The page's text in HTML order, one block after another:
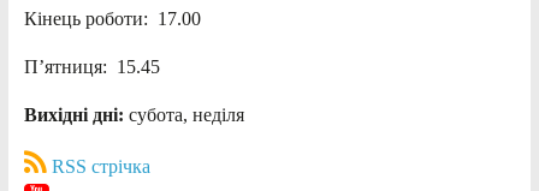
Кінець роботи: 17.00
П’ятниця: 15.45
Вихідні дні: субота, неділя
RSS стрічка